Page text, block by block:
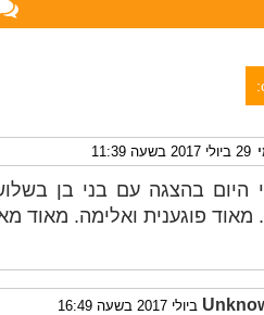
29 ביולי 2017 בשעה 11:39
היום בהצגה עם בני בן
מאוד פוגענית ואלימה.